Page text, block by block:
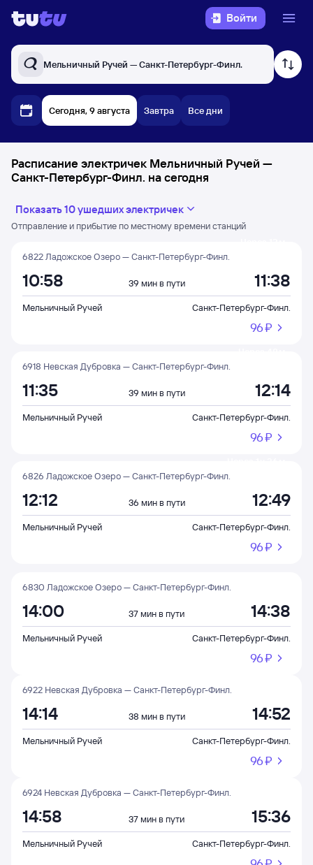
Войти
Мельничный Ручей — Санкт-Петербург-Финл.
Сегодня, 9 августа Завтра Все дни
Расписание электричек Мельничный Ручей —
Санкт-Петербург-Финл. на сегодня
Показать 10 ушедших электричек
Отправление и прибытие по местному времени станций
6822 Ладожское Озеро — Санкт-Петербург-Финл.
10:58 39 мин в пути 11:38
Мельничный Ручей Санкт-Петербург-Финл.
96 ⁠₽
6918 Невская Дубровка — Санкт-Петербург-Финл.
11:35 39 мин в пути 12:14
Мельничный Ручей Санкт-Петербург-Финл.
96 ⁠₽
6826 Ладожское Озеро — Санкт-Петербург-Финл.
12:12 36 мин в пути 12:49
Мельничный Ручей Санкт-Петербург-Финл.
96 ⁠₽
6830 Ладожское Озеро — Санкт-Петербург-Финл.
14:00 37 мин в пути 14:38
Мельничный Ручей Санкт-Петербург-Финл.
96 ⁠₽
6922 Невская Дубровка — Санкт-Петербург-Финл.
14:14 38 мин в пути 14:52
Мельничный Ручей Санкт-Петербург-Финл.
96 ⁠₽
6924 Невская Дубровка — Санкт-Петербург-Финл.
14:58 37 мин в пути 15:36
Мельничный Ручей Санкт-Петербург-Финл.